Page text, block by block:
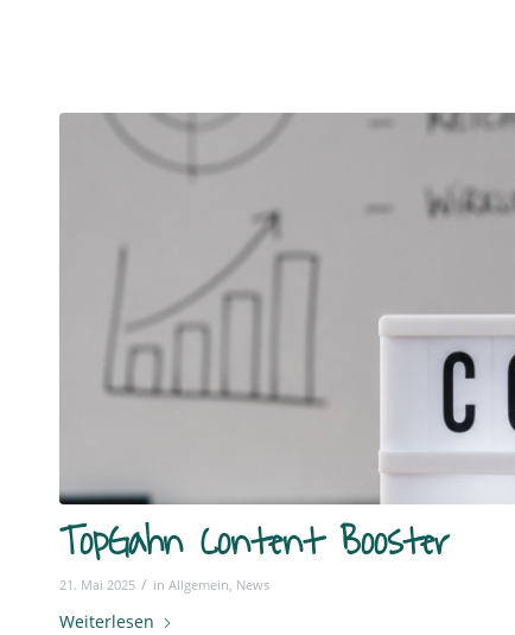
TopGahn Content Booster
21. Mai 2025 / in Allgemein, News
Weiterlesen